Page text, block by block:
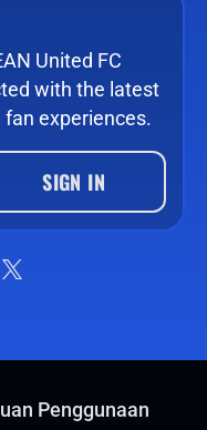
United FC
with the latest
experiences.
SIGN IN
Penggunaan